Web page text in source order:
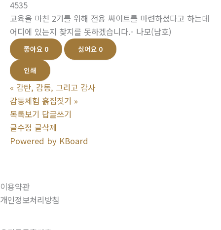
4535
교육을 마친 2기를 위해 전용 싸이트를 마련하셨다고 하는데
어디에 있는지 찾지를 못하겠습니다.- 나모(남호)
좋아요 0 싫어요 0
인쇄
« 감탄, 감동, 그리고 감사
감동체험 흙집짓기 »
목록보기 답글쓰기
글수정 글삭제
Powered by KBoard
이용약관
개인정보처리방침